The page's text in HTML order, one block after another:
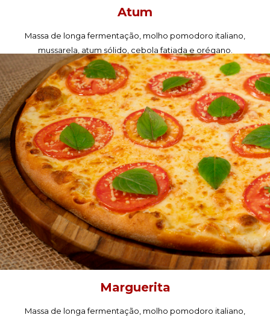
Atum
Massa de longa fermentação, molho pomodoro italiano,
mussarela, atum sólido, cebola fatiada e orégano.
PEÇA AGORA!
Marguerita
Massa de longa fermentação, molho pomodoro italiano,